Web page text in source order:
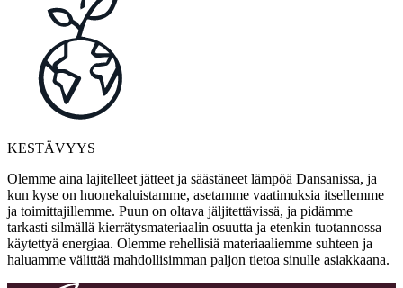
KESTÄVYYS
Olemme aina lajitelleet jätteet ja säästäneet lämpöä Dansanissa, ja
kun kyse on huonekaluistamme, asetamme vaatimuksia itsellemme
ja toimittajillemme. Puun on oltava jäljitettävissä, ja pidämme
tarkasti silmällä kierrätysmateriaalin osuutta ja etenkin tuotannossa
käytettyä energiaa. Olemme rehellisiä materiaaliemme suhteen ja
haluamme välittää mahdollisimman paljon tietoa sinulle asiakkaana.